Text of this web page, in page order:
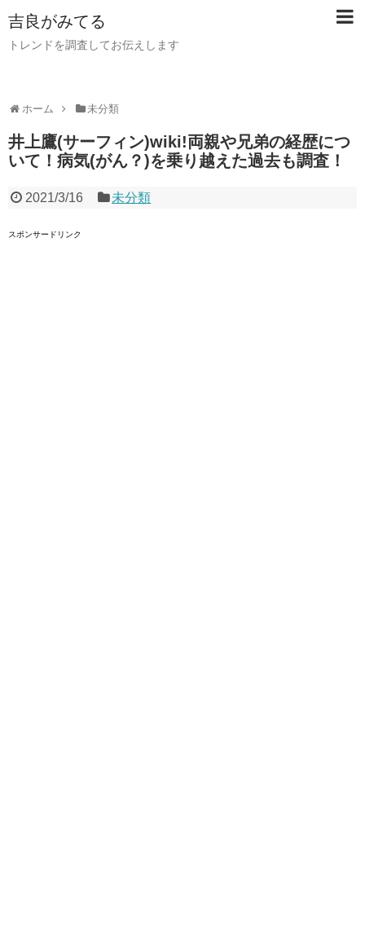
吉良がみてる
トレンドを調査してお伝えします
ホーム 未分類
井上鷹(サーフィン)wiki!両親や兄弟の経歴につ
いて！病気(がん？)を乗り越えた過去も調査！
2021/3/16 未分類
スポンサードリンク